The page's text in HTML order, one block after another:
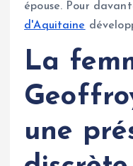
épouse. Pour
d'Aquitaine
La
une